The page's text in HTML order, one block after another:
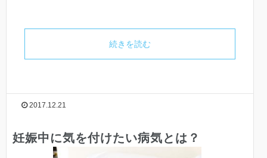
続きを読む
2017.12.21
妊娠中に気を付けたい病気とは？